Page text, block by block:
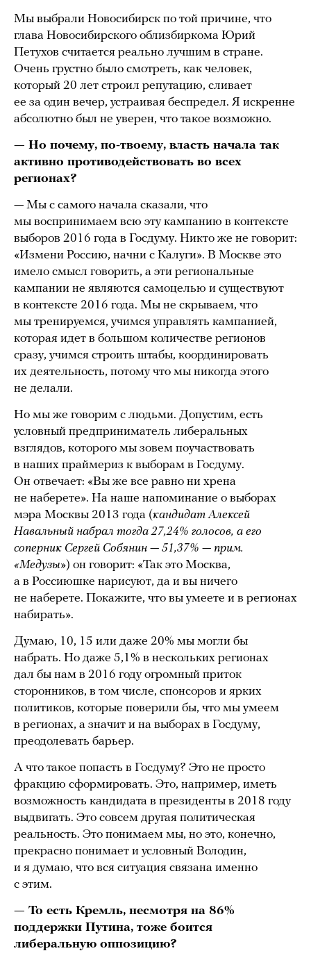
Мы выбрали Новосибирск по той причине, что
глава Новосибирского облизбиркома Юрий
Петухов считается реально лучшим в стране.
Очень грустно было смотреть, как человек,
который 20 лет строил репутацию, сливает
ее за один вечер, устраивая беспредел. Я искренне
абсолютно был не уверен, что такое возможно.
— Но почему, по-твоему, власть начала так
активно противодействовать во всех
регионах?
— Мы с самого начала сказали, что
мы воспринимаем всю эту кампанию в контексте
выборов 2016 года в Госдуму. Никто же не говорит:
«Измени Россию, начни с Калуги». В Москве это
имело смысл говорить, а эти региональные
кампании не являются самоцелью и существуют
в контексте 2016 года. Мы не скрываем, что
мы тренируемся, учимся управлять кампанией,
которая идет в большом количестве регионов
сразу, учимся строить штабы, координировать
их деятельность, потому что мы никогда этого
не делали.
Но мы же говорим с людьми. Допустим, есть
условный предприниматель либеральных
взглядов, которого мы зовем поучаствовать
в наших праймериз к выборам в Госдуму.
Он отвечает: «Вы же все равно ни хрена
не наберете». На наше напоминание о выборах
мэра Москвы 2013 года (кандидат Алексей
Навальный набрал тогда 27,24% голосов, а его
соперник Сергей Собянин — 51,37% — прим.
«Медузы») он говорит: «Так это Москва,
а в Россиюшке нарисуют, да и вы ничего
не наберете. Покажите, что вы умеете и в регионах
набирать».
Думаю, 10, 15 или даже 20% мы могли бы
набрать. Но даже 5,1% в нескольких регионах
дал бы нам в 2016 году огромный приток
сторонников, в том числе, спонсоров и ярких
политиков, которые поверили бы, что мы умеем
в регионах, а значит и на выборах в Госдуму,
преодолевать барьер.
А что такое попасть в Госдуму? Это не просто
фракцию сформировать. Это, например, иметь
возможность кандидата в президенты в 2018 году
выдвигать. Это совсем другая политическая
реальность. Это понимаем мы, но это, конечно,
прекрасно понимает и условный Володин,
и я думаю, что вся ситуация связана именно
с этим.
— То есть Кремль, несмотря на 86%
поддержки Путина, тоже боится
либеральную оппозицию?